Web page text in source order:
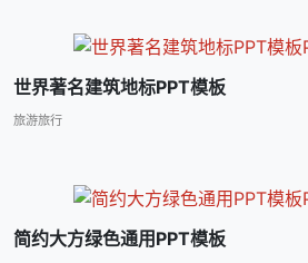
世界著名建筑地标PPT模板
旅游旅行
简约大方绿色通用PPT模板